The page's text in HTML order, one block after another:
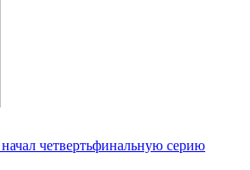
четвертьфинальную серию